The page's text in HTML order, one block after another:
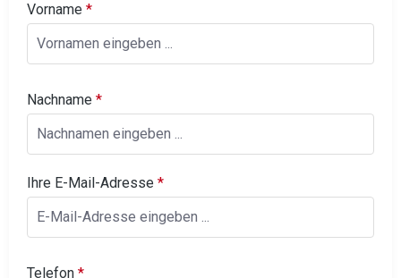
Vorname *
Nachname *
Ihre E-Mail-Adresse *
Telefon *